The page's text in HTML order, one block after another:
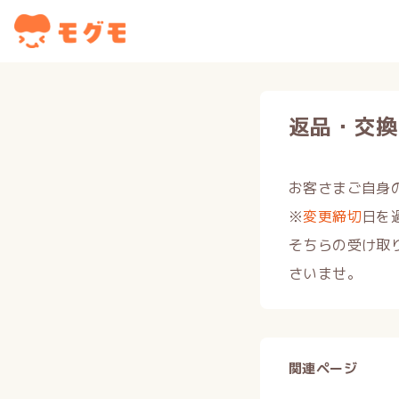
返品・交
お客さまご自身
※変更締切日を
そちらの受け取
さいませ。
関連ページ